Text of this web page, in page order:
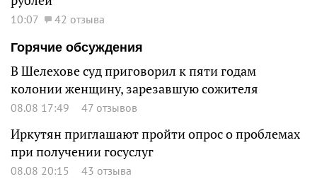
10:07
42 отзыва
Горячие обсуждения
В Шелехове суд приговорил к пяти годам
колонии женщину, зарезавшую сожителя
08.08 17:49 47 отзывов
Иркутян приглашают пройти опрос о проблемах
при получении госуслуг
08.08 20:15 43 отзыва